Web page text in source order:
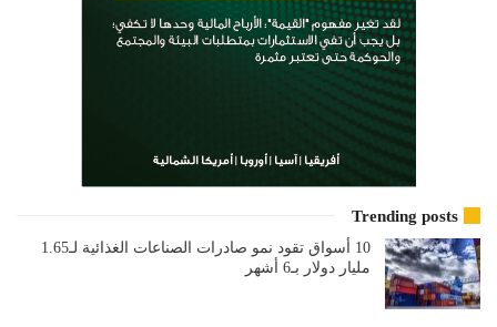
Trending posts
10 أسواق تقود نمو صادرات الصناعات الغذائية لـ1.65
مليار دولار بـ6 أشهر